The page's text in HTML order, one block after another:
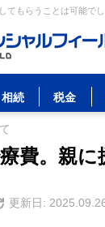
てもらうことは可能で
相続 税金
費。親
更新日: